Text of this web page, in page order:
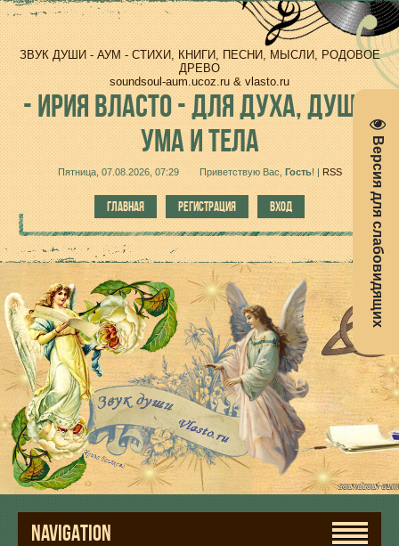
Версия для слабовидящих
ЗВУК ДУШИ - АУМ - СТИХИ, КНИГИ, ПЕСНИ, МЫСЛИ, РОДОВОЕ
ДРЕВО
soundsoul-aum.ucoz.ru & vlasto.ru
-ИРИЯ ВЛАСТО - ДЛЯ ДУХА, ДУШИ,
УМА И ТЕЛА
Пятница, 07.08.2026, 07:29 Приветствую Вас Гость!| RSS
ГЛАВНАЯ РЕГИСТРАЦИЯ ВХОД
NAVIGATION